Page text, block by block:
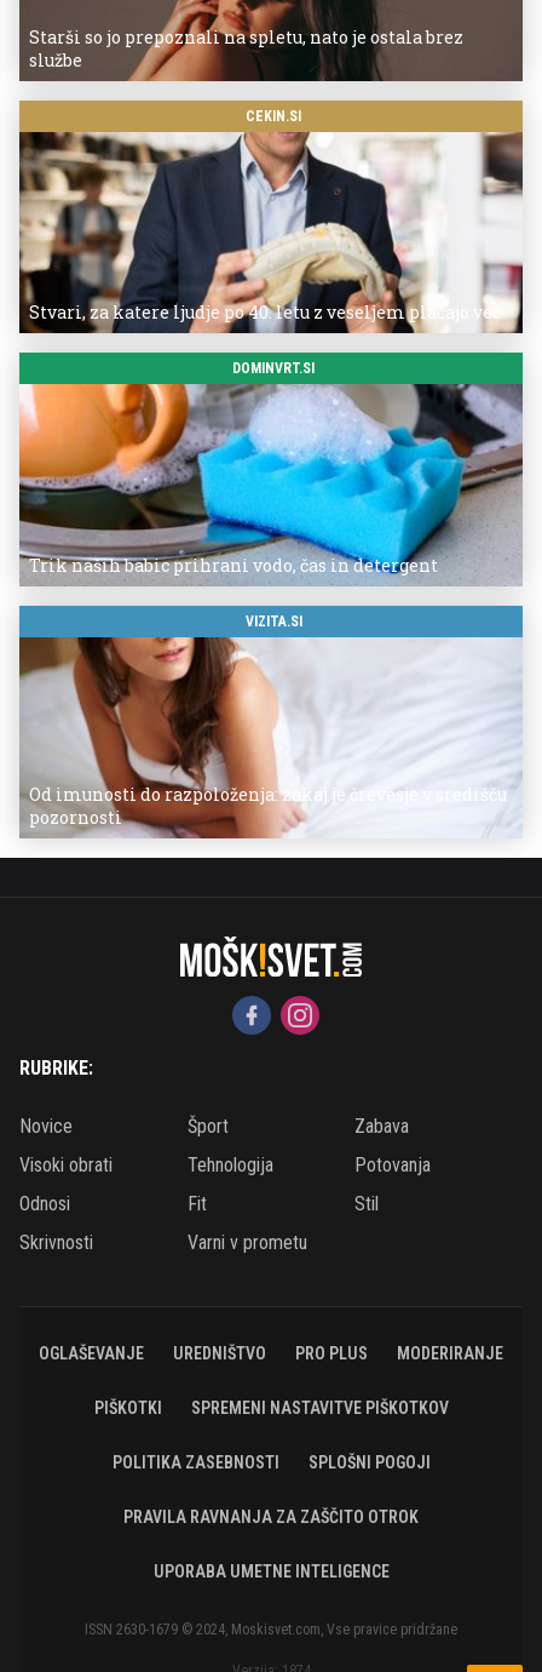
Starši so jo prepoznali na spletu, nato je ostala brez
službe
CEKIN.SI
Stvari, za katere ljudje po 40. letu z veseljem plačajo več
DOMINVRT.SI
Trik naših babic prihrani vodo, čas in detergent
VIZITA.SI
Od imunosti do razpoloženja: zakaj je črevesje v središču
pozornosti
RUBRIKE:
Novice Šport
Zabava
Visoki obrati
Tehnologija
Potovanja
Odnosi
Fit
Stil
Skrivnosti
Varni v prometu
OGLAŠEVANJE UREDNIŠTVO PRO PLUS MODERIRANJE
PIŠKOTKI SPREMENI NASTAVITVE PIŠKOTKOV
POLITIKA ZASEBNOSTI SPLOŠNI POGOJI
PRAVILA RAVNANJA ZA ZAŠČITO OTROK
UPORABA UMETNE INTELIGENCE
ISSN 2630-1679 © 2024, Moskisvet.com, Vse pravice pridržane